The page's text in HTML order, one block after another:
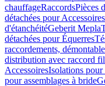
chauffageRaccordsPièces
détachées pour Accessoires
d'étanchéitéGeberit Mepla
détachées pour Équerres
raccordements,
distribution avec raccord
AccessoiresIsolations pour
pour assemblages à bride